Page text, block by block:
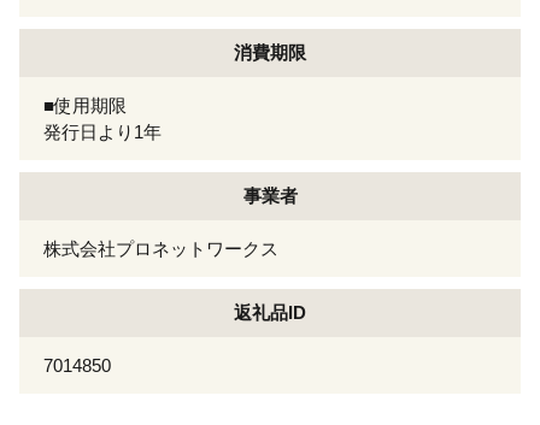
消費期限
■使用期限
発行日より1年
事業者
株式会社プロネットワークス
返礼品ID
7014850